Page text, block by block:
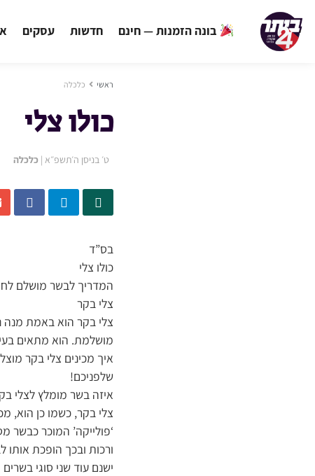
בונה הזמנות — חינם חדשות עסקים
ראשי כלכלה
כולו צלי
ט׳ בניסן ה׳תשפ״א | כלכלה
בס”ד
כולו צלי
המדריך לבשר מושלם
צלי בקר
צלי בקר הוא באמת מנה
מושלמת. הוא מתאים
איך מכינים צלי בקר
שלפניכם!
איזה בשר מומלץ לצלי
צלי בקר, כשמו כן הוא,
ורכות ובכך הופכת אותו